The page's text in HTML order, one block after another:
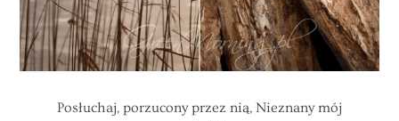
Posłuchaj, porzucony przez nią, Nieznany mój